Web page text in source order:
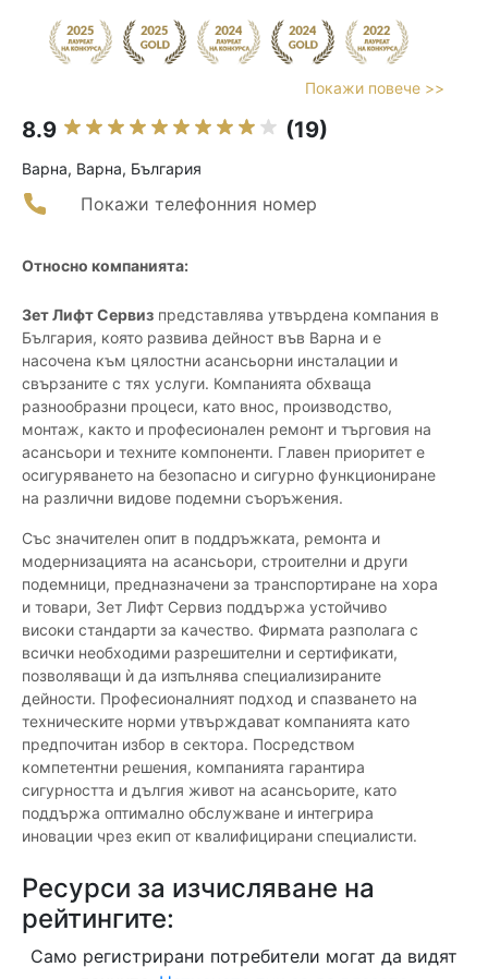
Покажи повече >>
8.9 (19)
Варна, Варна, България
Покажи телефонния номер
Относно компанията:
Зет Лифт Сервиз представлява утвърдена компания в
България, която развива дейност във Варна и е
насочена към цялостни асансьорни инсталации и
свързаните с тях услуги. Компанията обхваща
разнообразни процеси, като внос, производство,
монтаж, както и професионален ремонт и търговия на
асансьори и техните компоненти. Главен приоритет е
осигуряването на безопасно и сигурно функциониране
на различни видове подемни съоръжения.
Със значителен опит в поддръжката, ремонта и
модернизацията на асансьори, строителни и други
подемници, предназначени за транспортиране на хора
и товари, Зет Лифт Сервиз поддържа устойчиво
високи стандарти за качество. Фирмата разполага с
всички необходими разрешителни и сертификати,
позволяващи ѝ да изпълнява специализираните
дейности. Професионалният подход и спазването на
техническите норми утвърждават компанията като
предпочитан избор в сектора. Посредством
компетентни решения, компанията гарантира
сигурността и дългия живот на асансьорите, като
поддържа оптимално обслужване и интегрира
иновации чрез екип от квалифицирани специалисти.
Ресурси за изчисляване на
рейтингите:
Само регистрирани потребители могат да видят